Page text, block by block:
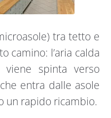
tra tetto e
camino: l’aria calda
spinta verso
entra dalle asole
un rapido ricambio.